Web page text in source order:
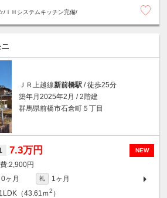
ＩＨシステムキッチン完備/
ＪＲ上越線新前橋駅 / 徒歩25分
築年月2025年2月 / 2階建
群馬県前橋市石倉町５丁目
NEW
7.3万円
2,900円
0ヶ月 礼
1ヶ月
1LDK（43.61ｍ2 ）